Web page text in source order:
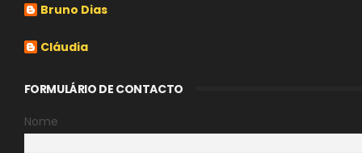
Bruno Dias
Cláudia
FORMULÁRIO DE CONTACTO
Nome